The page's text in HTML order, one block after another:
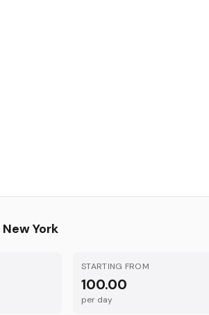
New York
STARTING FROM
100.00
per day